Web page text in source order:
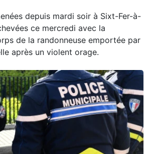
depuis mardi soir à Sixt-Fer-à-
ce mercredi avec la
de la randonneuse emportée par
après un violent orage.